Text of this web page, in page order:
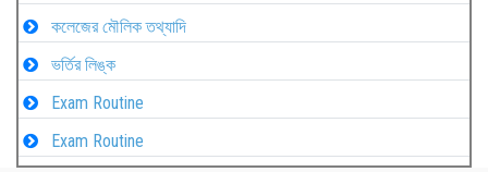
কলেজের মৌলিক তথ্যাদি
ভর্তির লিঙ্ক
Exam Routine
Exam Routine